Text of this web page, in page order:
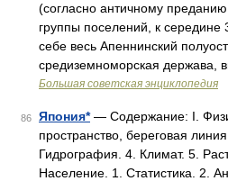
(согласно античному
группы поселений, к
себе весь Апеннинский
средиземноморская держава,
Большая советская энциклопедия
86 Япония*— Содержание: I.
пространство, береговая
Гидрография. 4. Климат. 5.
Население. 1. Статистика. 2.